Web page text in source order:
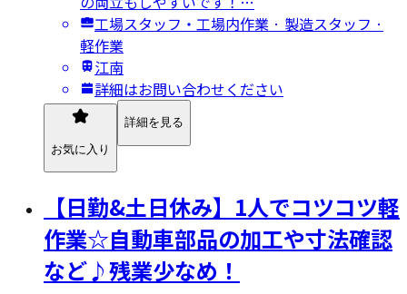
工場スタッフ・工場内作業 · 製造スタッフ ·
軽作業
江南
詳細はお問い合わせください
お気に入り
詳細を見る
【日勤&土日休み】1人でコツコツ軽
作業☆自動車部品の加工や寸法確認
など♪残業少なめ！